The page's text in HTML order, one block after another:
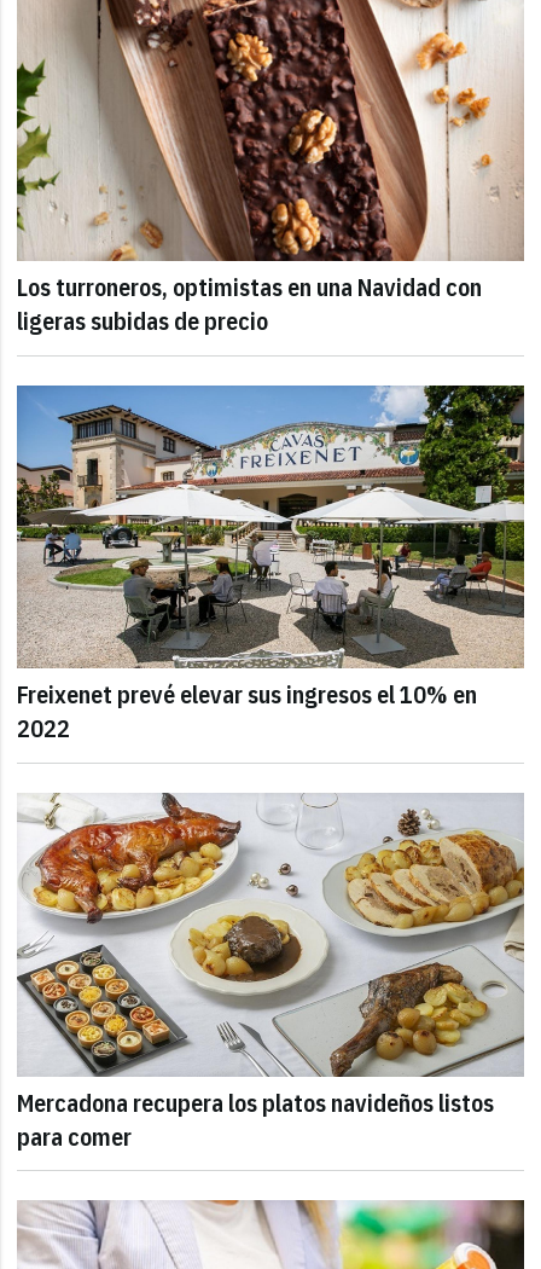
Los turroneros, optimistas en una Navidad con
ligeras subidas de precio
Freixenet prevé elevar sus ingresos el 10% en
2022
Mercadona recupera los platos navideños listos
para comer